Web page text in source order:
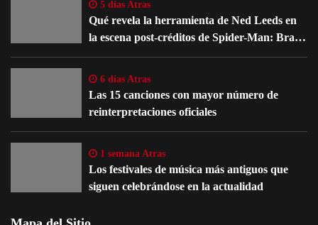
5 días Atras
Qué revela la herramienta de Ned Leeds en
la escena post-créditos de Spider-Man: Brand
New Day
6 días Atras
Las 15 canciones con mayor número de
reinterpretaciones oficiales
1 semana Atras
Los festivales de música más antiguos que
siguen celebrándose en la actualidad